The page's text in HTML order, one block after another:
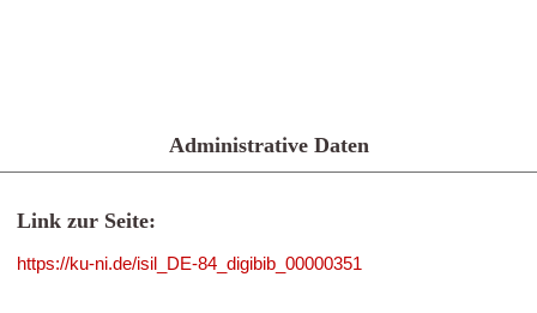
Administrative Daten
Link zur Seite:
https://ku-ni.de/isil_DE-84_digibib_00000351